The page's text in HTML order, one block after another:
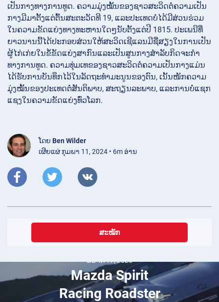
ເປັນກາງທາງການທູດ. ຄວາມມຸ່ງໝັ້ນຂອງຊາວສະວິດຕໍ່ຄວາມເປັນ
ກາງມີມາຕັ້ງແຕ່ຕົ້ນສະຕະວັດທີ 19, ແລະປະເທດບໍ່ໄດ້ມີສ່ວນຮ່ວມ
ໃນຄວາມຂັດແຍ່ງທາງທະຫານໃດໆນັບຕັ້ງແຕ່ປີ 1815. ປະເພນີທີ່
ຍາວນານນີ້ໄດ້ປະກອບສ່ວນໃຫ້ສະວິດເຊີແລນມີຊື່ສຽງໃນການເປັນ
ຜູ້ໄກ່ເກ່ຍໃນຂໍ້ຂັດແຍ່ງສາກົນແລະເປັນສູນກາງສຳລັບກິດຈະກຳ
ທາງການທູດ. ຄວາມທຸ່ມເທຂອງຊາວສະວິດຕໍ່ຄວາມເປັນກາງແມ່ນ
ໄດ້ຮັບການບັນທຶກໄວ້ໃນລັດຖະທຳມະນູນຂອງຕົນ, ເນັ້ນໜັກຄວາມ
ມຸ່ງໝັ້ນຂອງປະເທດຕໍ່ສັນຕິພາບ, ສະຖຽນລະພາບ, ແລະການບໍ່ແຊກ
ແຊງໃນຄວາມຂັດແຍ່ງທົ່ວໂລກ.
ໂດຍ Ben Wilder
ເຜີຍແຜ່ ກຸມພາ 11, 2024 • 6m ອ່ານ
ສະໝັກ
ພະຈິກ 17, 2025
Mazda Spirit
Racing Roadster